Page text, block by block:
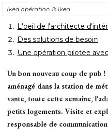
Ikea opération © Ikea
L'oeil de l'architecte
Des solutions de besoin
Une opération pilotée
Un bon nouveau coup de pub
aménagé dans la station de
vante, toute cette semaine,
petits logements. Visite et
responsable de